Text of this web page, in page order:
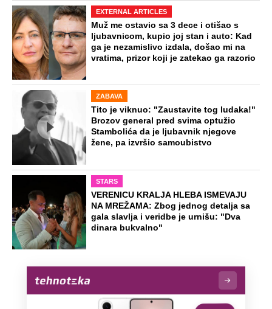
EXTERNAL ARTICLES
Muž me ostavio sa 3 dece i otišao s
ljubavnicom, kupio joj stan i auto: Kad
ga je nezamislivo izdala, došao mi na
vratima, prizor koji je zatekao ga razorio
ZABAVA
Tito je viknuo: "Zaustavite tog ludaka!"
Brozov general pred svima optužio
Stambolića da je ljubavnik njegove
žene, pa izvršio samoubistvo
STARS
VERENICU KRALJA HLEBA ISMEVAJU
NA MREŽAMA: Zbog jednog detalja sa
gala slavlja i veridbe je urnišu: "Dva
dinara bukvalno"